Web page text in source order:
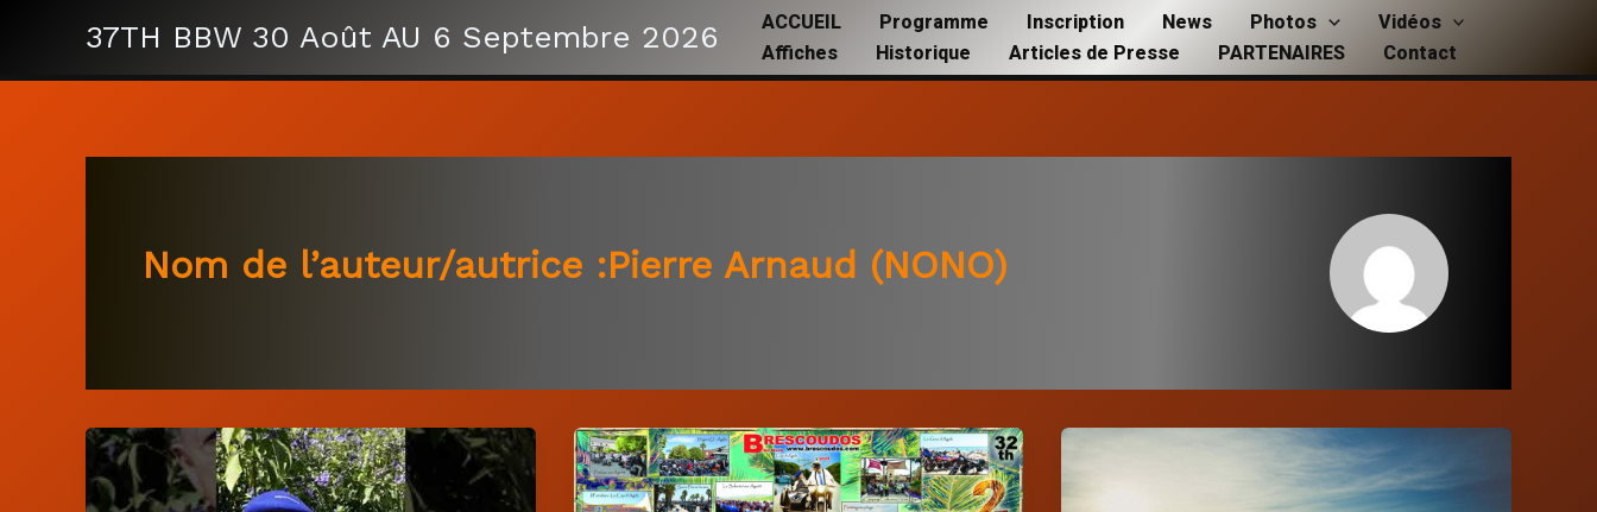
contenu
37TH BBW 30 Août AU 6 Septembre 2026 ACCUEIL Programme Inscription News Photos
Vidéos
Affiches
Historique Articles de Presse PARTENAIRES Contact
Nom de l’auteur/autrice :Pierre Arnaud (NONO)